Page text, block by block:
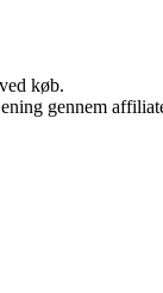
køb.
gennem